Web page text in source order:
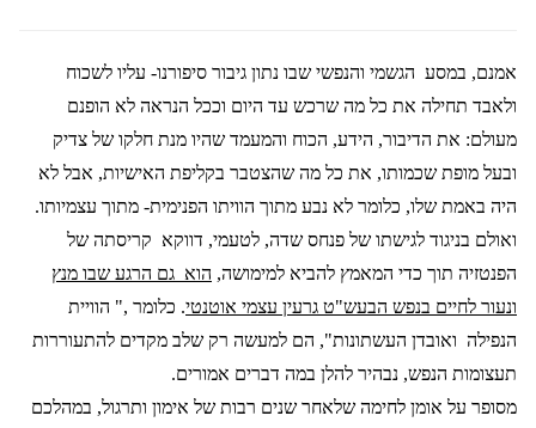
אמנם, במסע הגשמי והנפשי שבו נתון גיבור סיפורנו- עליו לשכוח
ולאבד תחילה את כל מה שרכש עד היום וככל הנראה לא הופנם
מעולם: את הדיבור, הידע, הכוח והמעמד שהיו מנת חלקו של צדיק
ובעל מופת שכמותו, את כל מה שהצטבר בקליפת האישיות, אבל לא
היה באמת שלו, כלומר לא נבע מתוך הוויתו הפנימית- מתוך עצמיותו.
ואולם בניגוד לגישתו של פנחס שדה, לטעמי, דווקא קריסתה של
הפנטזיה תוך כדי המאמץ להביא למימושה, הוא גם הרגע שבו מנץ
ונעור לחיים בנפש הבעש"ט גרעין עצמי אוטנטי. כלומר ," הוויית
הנפילה ואובדן העשתונות", הם למעשה רק שלב מקדים להתעוררות
תעצומות הנפש, נבהיר להלן במה דברים אמורים.
מסופר על אומן לחימה שלאחר שנים רבות של אימון ותרגול, במהלכם